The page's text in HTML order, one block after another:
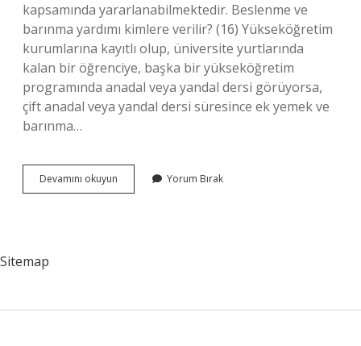
kapsamında yararlanabilmektedir. Beslenme ve
barınma yardımı kimlere verilir? (16) Yükseköğretim
kurumlarına kayıtlı olup, üniversite yurtlarında
kalan bir öğrenciye, başka bir yükseköğretim
programında anadal veya yandal dersi görüyorsa,
çift anadal veya yandal dersi süresince ek yemek ve
barınma…
Devamını okuyun Beslenme
Yardımı
Yorum Bırak
Sitemap